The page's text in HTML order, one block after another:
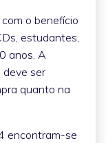
o benefício
estudantes,
anos. A
deve ser
quanto na
encontram-se